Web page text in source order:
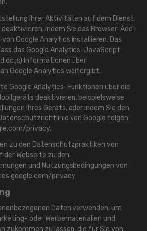
Ihrer Aktivitäten auf dem Dienst
indem Sie das Browser-Add-
Google Analytics installieren. Das
das Google Analytics-JavaScript
dc.js) Informationen über
Google Analytics weitergibt.
Google Analytics-Funktionen über die
deaktivieren, beispielsweise
Ihres Geräts, oder indem Sie den
von Google folgen:
privacy.
zu den Datenschutzpraktiken von
der Webseite zu den
und Nutzungsbedingungen von
privacy
Daten verwenden, um
oder Werbematerialien und
zukommen zu lassen, die für Sie von